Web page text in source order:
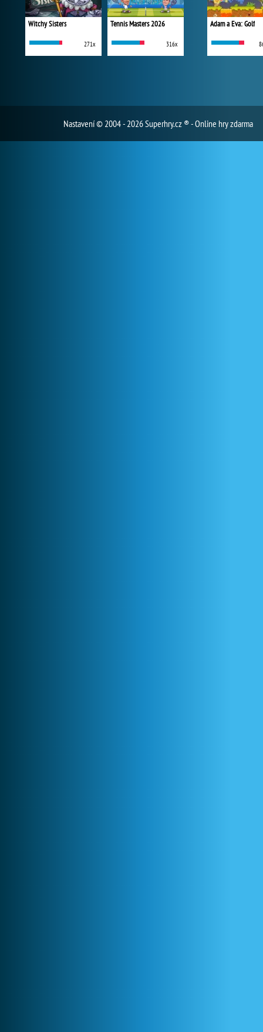
Witchy Sisters
271x
Tennis Masters 2026
316x
Adam a Eva: Golf
Nastavení© 2004 - 2026 Superhry.cz ® - Online hry zdarma